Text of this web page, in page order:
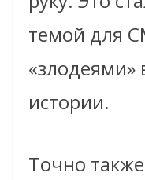
темой для
«злодеями»
истории.
Точно